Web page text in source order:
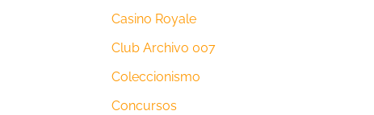
Casino Royale
Club Archivo 007
Coleccionismo
Concursos